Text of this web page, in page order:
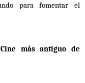
para fomentar el
más antiguo de